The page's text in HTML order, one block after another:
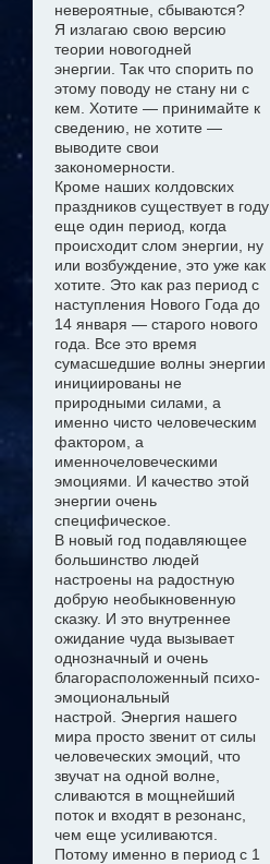
невероятные, сбываются?
Я излагаю свою версию
теории новогодней
энергии. Так что спорить по
этому поводу не стану ни с
кем. Хотите — принимайте к
сведению, не хотите —
выводите свои
закономерности.
Кроме наших колдовских
праздников существует в году
еще один период, когда
происходит слом энергии, ну
или возбуждение, это уже как
хотите. Это как раз период с
наступления Нового Года до
14 января — старого нового
года. Все это время
сумасшедшие волны энергии
инициированы не
природными силами, а
именно чисто человеческим
фактором, а
именночеловеческими
эмоциями. И качество этой
энергии очень
специфическое.
В новый год подавляющее
большинство людей
настроены на радостную
добрую необыкновенную
сказку. И это внутреннее
ожидание чуда вызывает
однозначный и очень
благорасположенный психо-
эмоциональный
настрой
Энергия нашего
мира просто звенит от силы
человеческих эмоций, что
звучат на одной волне,
сливаются в мощнейший
поток и входят в резонанс,
чем еще усиливаются.
Потому именно в период с 1